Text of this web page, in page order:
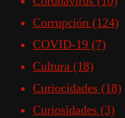
Corrupción (124)
COVID-19 (7)
Cultura (18)
Curiocidades (18)
Curiosidades (3)